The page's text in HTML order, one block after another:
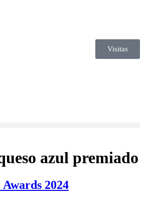
Visitas
azul premiado
2024